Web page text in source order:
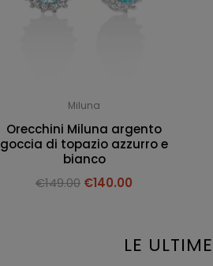
Miluna
Orecchini Miluna argento
goccia di topazio azzurro e
bianco
€149.00 €140.00
LE